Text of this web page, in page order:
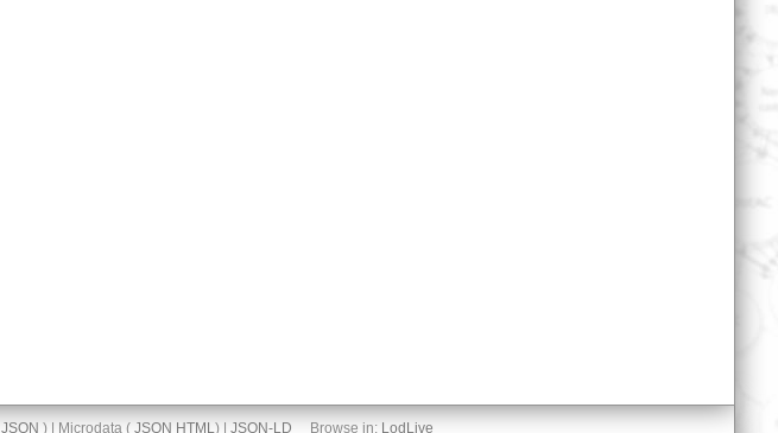
JSON ) | Microdata ( JSON HTML) | JSON-LD Browse in: LodLive